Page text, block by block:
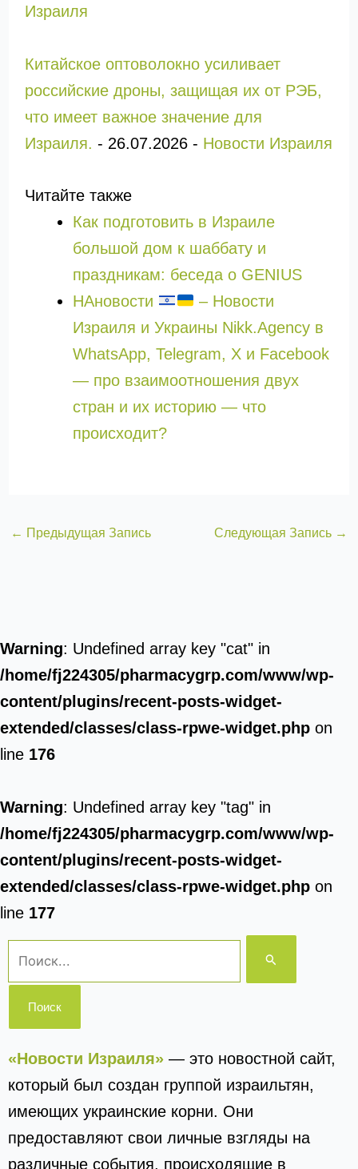
Израиля
Китайское оптоволокно усиливает
российские дроны, защищая их от РЭБ,
что имеет важное значение для
Израиля. - 26.07.2026- Новости Израиля
Читайте также
Как подготовить в Израиле
большой дом к шаббату и
праздникам: беседа о GENIUS
НАновости
– Новости
Израиля и Украины Nikk.Agency в
WhatsApp, Telegram, X и Facebook
— про взаимоотношения двух
стран и их историю — что
происходит?
← Предыдущая Запись Следующая Запись →
Warning: Undefined array key "cat" in
/home/fj224305/pharmacygrp.com/www/wp-
content/plugins/recent-posts-widget-
extended/classes/class-rpwe-widget.php on
line 176
Warning: Undefined array key "tag" in
/home/fj224305/pharmacygrp.com/www/wp-
content/plugins/recent-posts-widget-
extended/classes/class-rpwe-widget.php on
line 177
Поиск:
«Новости Израиля» — это новостной сайт,
который был создан группой израильтян,
имеющих украинские корни. Они
предоставляют свои личные взгляды на
различные события, происходящие в